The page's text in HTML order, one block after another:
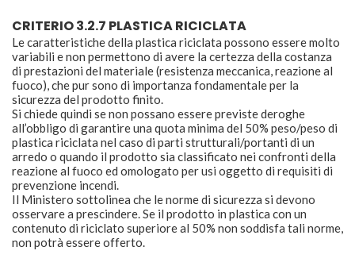
CRITERIO 3.2.7 PLASTICA RICICLATA
Le caratteristiche della plastica riciclata possono essere molto
variabili e non permettono di avere la certezza della costanza
di prestazioni del materiale (resistenza meccanica, reazione al
fuoco), che pur sono di importanza fondamentale per la
sicurezza del prodotto finito.
Si chiede quindi se non possano essere previste deroghe
all’obbligo di garantire una quota minima del 50% peso/peso di
plastica riciclata nel caso di parti strutturali/portanti di un
arredo o quando il prodotto sia classificato nei confronti della
reazione al fuoco ed omologato per usi oggetto di requisiti di
prevenzione incendi.
Il Ministero sottolinea che le norme di sicurezza si devono
osservare a prescindere. Se il prodotto in plastica con un
contenuto di riciclato superiore al 50% non soddisfa tali norme,
non potrà essere offerto.